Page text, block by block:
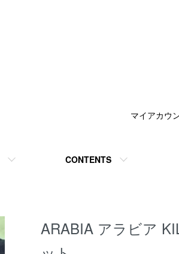
CONTENTS
マイアカウ
ARABIA アラビア